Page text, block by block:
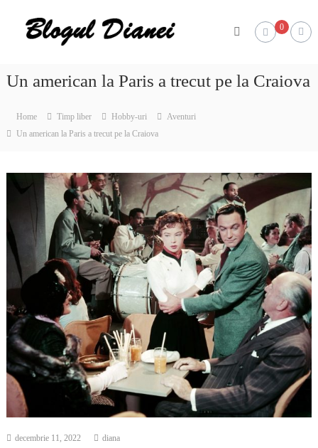
content
Blogul
Dianei
opinie,
călătorii
alte
0
Un american la Paris a trecut pe la Craiova
Home Timp liber Hobby-uri
Aventuri
Un american la Paris a trecut pe la Craiova
decembrie 11, 2022 diana